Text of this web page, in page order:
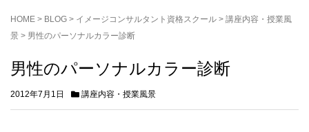
HOME > BLOG > イメージコンサルタント資格スクール > 講座内容・授業風
景 > 男性のパーソナルカラー診断
男性のパーソナルカラー診断
2012年7月1日 講座内容・授業風景